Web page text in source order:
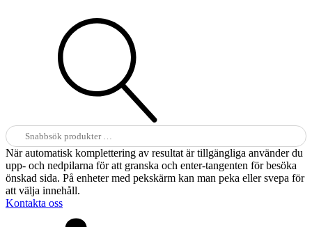
Sök
efter:
När automatisk komplettering av resultat är tillgängliga använder du
upp- och nedpilarna för att granska och enter-tangenten för besöka
önskad sida. På enheter med pekskärm kan man peka eller svepa för
att välja innehåll.
Kontakta oss